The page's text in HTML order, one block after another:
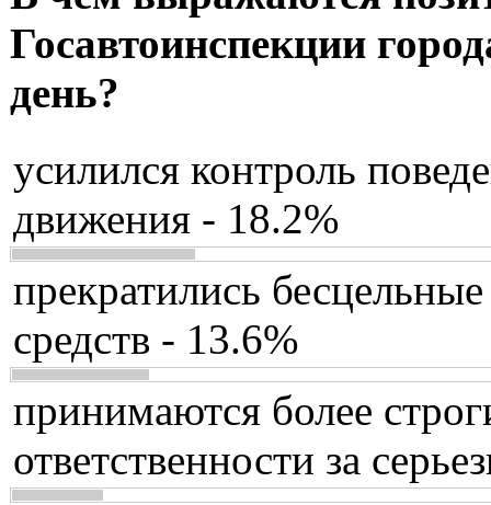
Госавтоинспекции
день?
усилился контроль
движения - 18.2%
прекратились
средств - 13.6%
принимаются более
ответственности за